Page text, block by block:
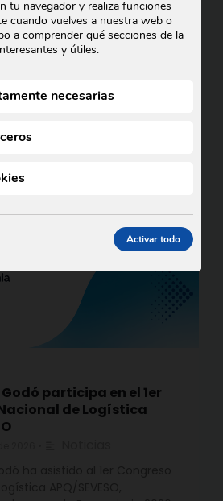
Integrada de
y del Sistema de Gestión
de la empresa con
…
participa en el 1er
de Logística
tu navegador y realiza funciones
cuando vuelves a nuestra web o
a comprender qué secciones de la
y útiles.
necesarias
Activar todo